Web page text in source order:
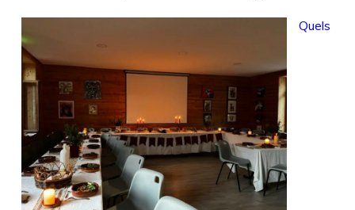
Quels